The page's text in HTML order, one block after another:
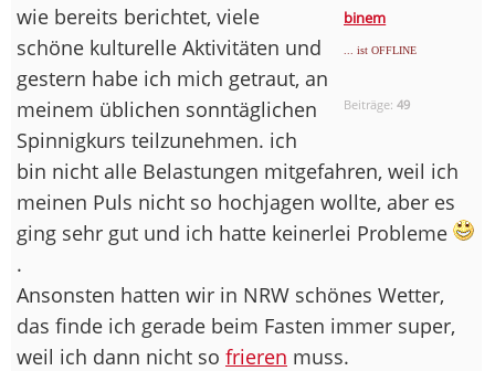
binem
... ist OFFLINE
Beiträge:49
wie bereits berichtet, viele
schöne kulturelle Aktivitäten und
gestern habe ich mich getraut, an
meinem üblichen sonntäglichen
Spinnigkurs teilzunehmen. ich
bin nicht alle Belastungen mitgefahren, weil ich
meinen Puls nicht so hochjagen wollte, aber es
ging sehr gut und ich hatte keinerlei Probleme
.
Ansonsten hatten wir in NRW schönes Wetter,
das finde ich gerade beim Fasten immer super,
weil ich dann nicht so frieren muss.